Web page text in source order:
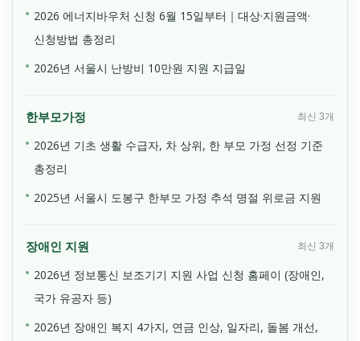
2026 에너지바우처 신청 6월 15일부터｜대상·지원금액·
신청방법 총정리
2026년 서울시 난방비 10만원 지원 지급일
한부모가정 최신 3개
2026년 기초 생활 수급자, 차 상위, 한 부모 가정 선정 기준
총정리
2025년 서울시 도봉구 한부모 가정 추석 명절 위로금 지원
장애인 지원 최신 3개
2026년 정보통신 보조기기 지원 사업 신청 홈페이 (장애인,
국가 유공자 등)
2026년 장애인 복지 4가지, 연금 인상, 일자리, 돌봄 개선,